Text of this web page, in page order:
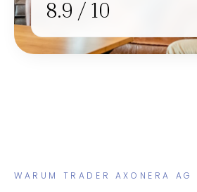
8.9 / 10
WARUM TRADER AXONERA AG